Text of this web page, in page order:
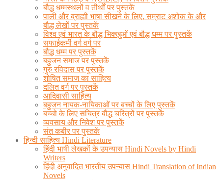
बौद्ध धम्मस्थलों व तीर्थों पर पुस्तकें
पाली और ब्राह्मी भाषा सीखने के लिए, सम्राट अशोक के और
बौद्ध लेखों पर पुस्तकें
विश्व एवं भारत के बौद्ध भिक्खुओं एवं बौद्ध धम्म पर पुस्तकें
सफाईकर्मी वर्ग वर्ग पर
बौद्ध धम्म पर पुस्तकें
बहुजन समाज पर पुस्तकें
गुरु रविदास पर पुस्तकें
शोषित समाज का साहित्य
दलित वर्ग पर पुस्तकें
आदिवासी साहित्य
बहुजन नायक-नायिकाओं पर बच्चों के लिए पुस्तकें
बच्चो के लिए सचित्र बौद्ध चरित्रों पर पुस्तकें
व्यवसाय और निवेश पर पुस्तकें
संत कबीर पर पुस्तकें
हिन्दी साहित्य Hindi Literature
हिंदी भाषी लेखकों के उपन्यास Hindi Novels by Hindi
Writers
हिंदी अनुवादित भारतीय उपन्यास Hindi Translation of Indian
Novels